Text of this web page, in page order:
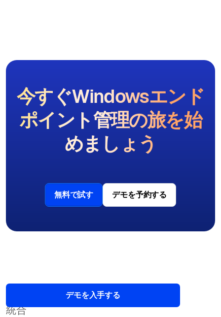
今すぐWindowsエンド
ポイント管理の旅を始
めましょう
無料で試す デモを予約する
統合
デモを入手する